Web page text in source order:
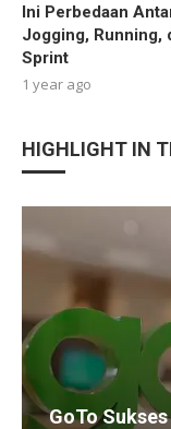
Ini Perbedaan
Jogging, Running,
Sprint
1 year ago
HIGHLIGHT IN
GoTo